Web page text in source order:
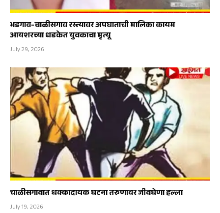
भडगाव-चाळीसगाव रस्त्यावर अपघाताची मालिका कायम
आयशरच्या धडकेत युवकाचा मृत्यू
July 29, 2026
चाळीसगावात धक्कादायक घटना तरुणावर जीवघेणा हल्ला
July 19, 2026